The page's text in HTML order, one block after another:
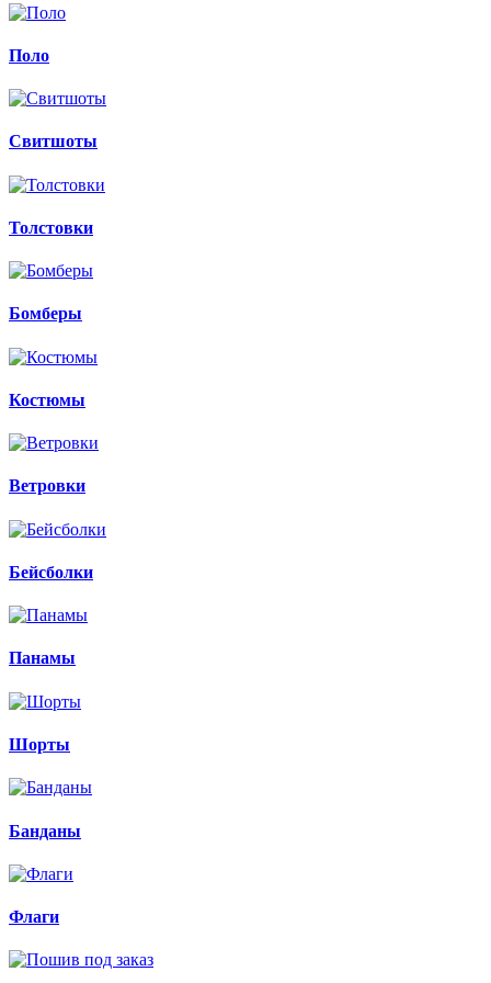
Поло
Свитшоты
Толстовки
Бомберы
Костюмы
Ветровки
Бейсболки
Панамы
Шорты
Банданы
Флаги